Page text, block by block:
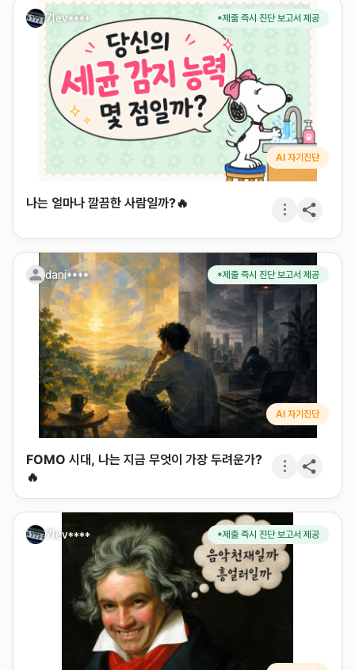
7lev**** *제출 즉시 진단 보고서 제공
AI 자기진단
나는 얼마나 깔끔한 사람일까?🔥
dani**** *제출 즉시 진단 보고서 제공
AI 자기진단
FOMO 시대, 나는 지금 무엇이 가장 두려운가?
🔥
7lev**** *제출 즉시 진단 보고서 제공